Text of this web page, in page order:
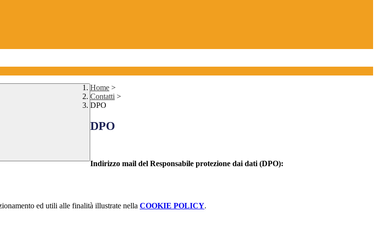
Home >
Contatti >
DPO
DPO
Indirizzo mail del Responsabile protezione dai dati (DPO):
ed utili alle finalità illustrate nella COOKIE POLICY.